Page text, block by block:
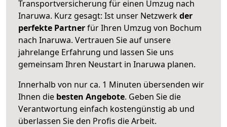
Transportversicherung für einen Umzug nach
Inaruwa. Kurz gesagt: Ist unser Netzwerkder
perfekte Partnerfür Ihren Umzug von Bochum
nach Inaruwa. Vertrauen Sie auf unsere
jahrelange Erfahrung und lassen Sie uns
gemeinsam Ihren Neustart in Inaruwa planen.
Innerhalb von nur ca. 1 Minuten übersenden wir
Ihnen die besten Angebote. Geben Sie die
Verantwortung einfach kostengünstig ab und
überlassen Sie den Profis die Arbeit.